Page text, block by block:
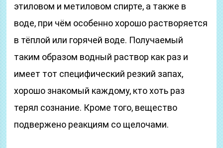
этиловом и метиловом спирте, а также в
воде, при чём особенно хорошо растворяется
в тёплой или горячей воде. Получаемый
таким образом водный раствор как раз и
имеет тот специфический резкий запах,
хорошо знакомый каждому, кто хоть раз
терял сознание. Кроме того, вещество
подвержено реакциям со щелочами.